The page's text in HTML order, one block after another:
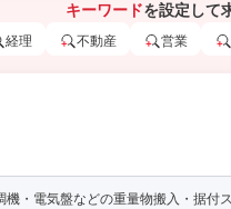
キーワードを設定して
経理 不動産 営業
機・電気盤などの重量物搬入・据